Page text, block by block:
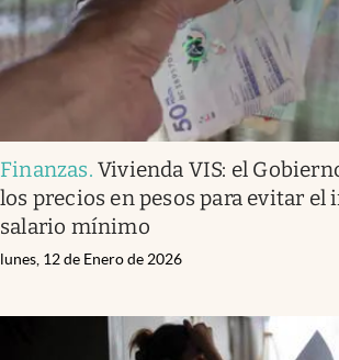
Finanzas.Vivienda VIS: el
los precios en pesos para evitar el
salario mínimo
lunes, 12 de Enero de 2026